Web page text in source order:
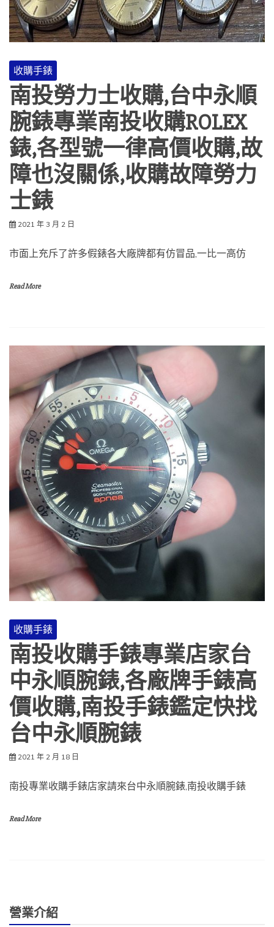
收購手錶
南投勞力士收購,台中永順
腕錶專業南投收購ROLEX
錶,各型號一律高價收購,故
障也沒關係,收購故障勞力
士錶
2021 年 3 月 2 日
市面上充斥了許多假錶各大廠牌都有仿冒品,一比一高仿
Read More
收購手錶
南投收購手錶專業店家台
中永順腕錶,各廠牌手錶高
價收購,南投手錶鑑定快找
台中永順腕錶
2021 年 2 月 18 日
南投專業收購手錶店家請來台中永順腕錶,南投收購手錶
Read More
營業介紹